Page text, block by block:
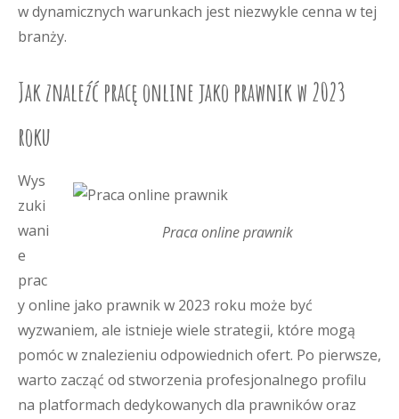
w dynamicznych warunkach jest niezwykle cenna w tej
branży.
Jak znaleźć pracę online jako prawnik w 2023
roku
Praca online prawnik
Wys
zuki
wani
e
prac
y online jako prawnik w 2023 roku może być
wyzwaniem, ale istnieje wiele strategii, które mogą
pomóc w znalezieniu odpowiednich ofert. Po pierwsze,
warto zacząć od stworzenia profesjonalnego profilu
na platformach dedykowanych dla prawników oraz